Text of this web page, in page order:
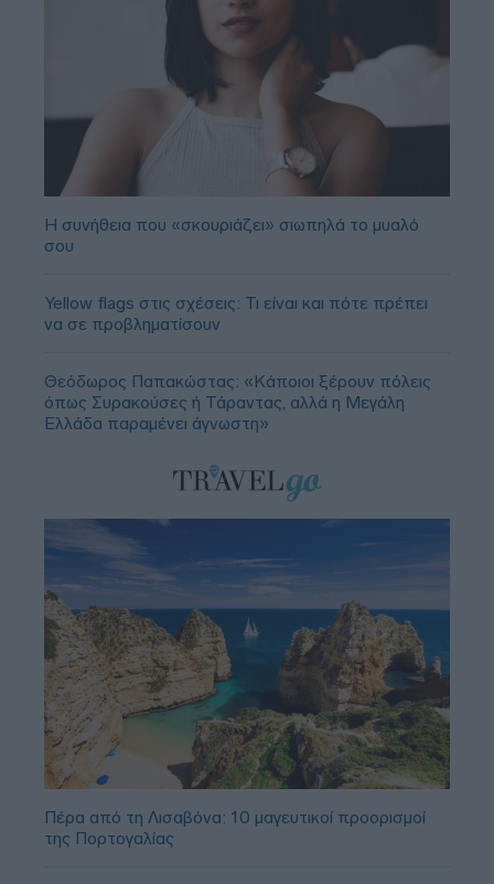
Η συνήθεια που «σκουριάζει» σιωπηλά το μυαλό
σου
Yellow flags στις σχέσεις: Τι είναι και πότε πρέπει
να σε προβληματίσουν
Θεόδωρος Παπακώστας: «Κάποιοι ξέρουν πόλεις
όπως Συρακούσες ή Τάραντας, αλλά η Μεγάλη
Ελλάδα παραμένει άγνωστη»
Πέρα από τη Λισαβόνα: 10 μαγευτικοί προορισμοί
της Πορτογαλίας